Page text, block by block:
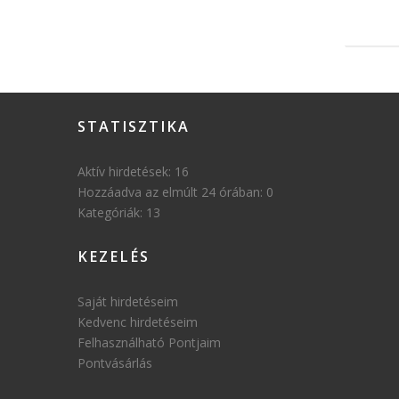
STATISZTIKA
Aktív hirdetések: 16
Hozzáadva az elmúlt 24 órában: 0
Kategóriák: 13
KEZELÉS
Saját hirdetéseim
Kedvenc hirdetéseim
Felhasználható Pontjaim
Pontvásárlás